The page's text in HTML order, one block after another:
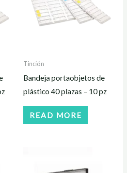
Tinción
Bandeja portaobjetos de
plástico 40 plazas – 10 pz
READ MORE